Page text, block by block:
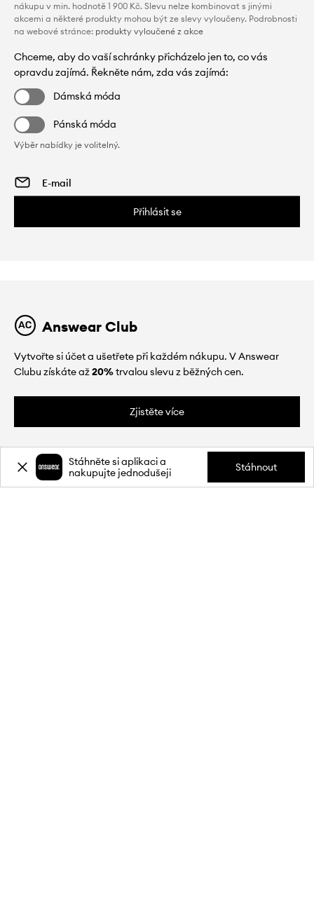
nákupu v min. hodnotě 1 900 Kč. Slevu nelze kombinovat s jinými
akcemi a některé produkty mohou být ze slevy vyloučeny. Podrobnosti
na webové stránce: produkty vyloučené z akce
Chceme, aby do vaší schránky přicházelo jen to, co vás
opravdu zajímá. Řekněte nám, zda vás zajímá:
Dámská móda
Pánská móda
Výběr nabídky je volitelný.
Přihlásit se
Answear Club
Vytvořte si účet a ušetřete při každém nákupu. V Answear
Clubu získáte až20%trvalou slevu z běžných cen.
Zjistěte více
Stáhněte si aplikaci a
nakupujte jednodušeji
Stáhnout